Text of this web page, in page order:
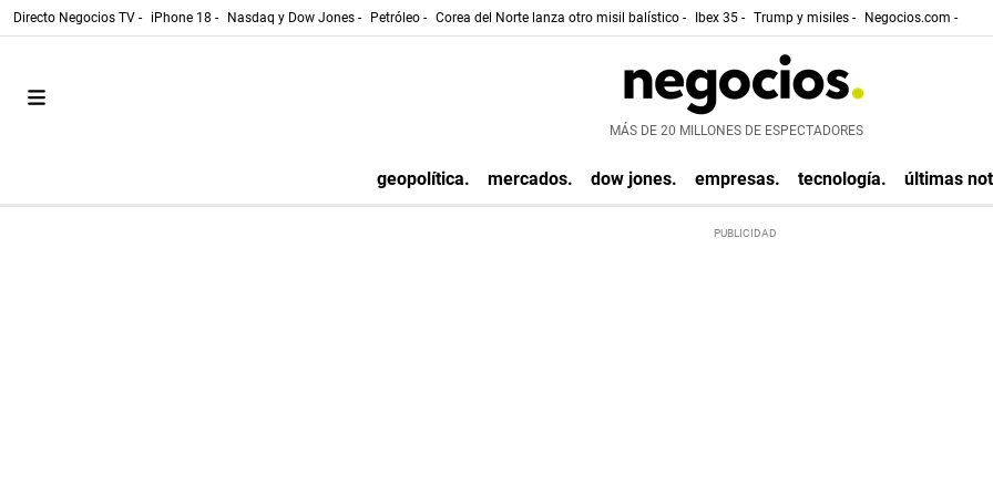
Directo Negocios TV - iPhone 18 - Nasdaq y Dow Jones - Petróleo - Corea del Norte lanza otro misil balístico - Ibex 35 - Trump y misiles - Negocios.com -
MÁS DE 20 MILLONES DE ESPECTADORES
geopolítica. mercados. dow jones. empresas. tecnología. últimas